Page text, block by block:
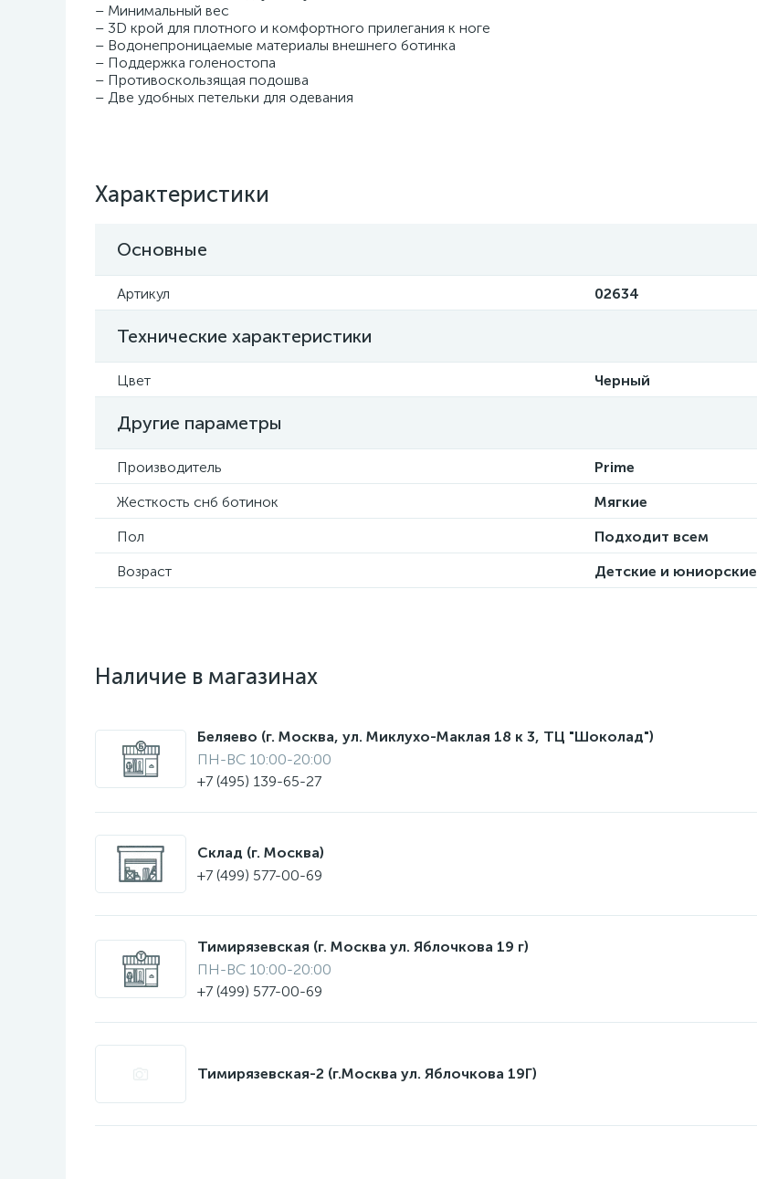
– Минимальный вес
– 3D крой для плотного и комфортного прилегания к ноге
– Водонепроницаемые материалы внешнего ботинка
– Поддержка голеностопа
– Противоскользящая подошва
– Две удобных петельки для одевания
Характеристики
Основные
Артикул 02634
Технические характеристики
Цвет Черный
Другие параметры
Производитель
Prime
Жесткость снб ботинок
Мягкие
Пол
Подходит всем
Возраст
Детские и юниорские
Наличие в магазинах
Беляево (г. Москва, ул. Миклухо-Маклая 18 к 3, ТЦ "Шоколад")
ПН-ВС 10:00-20:00
+7 (495) 139-65-27
Склад (г. Москва)
+7 (499) 577-00-69
Тимирязевская (г. Москва ул. Яблочкова 19 г)
ПН-ВС 10:00-20:00
+7 (499) 577-00-69
Тимирязевская-2 (г.Москва ул. Яблочкова 19Г)